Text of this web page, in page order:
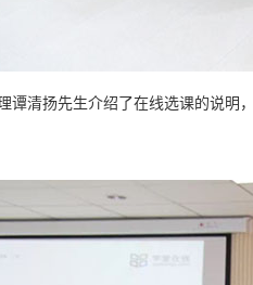
谭清扬先生介绍了在线选课的说